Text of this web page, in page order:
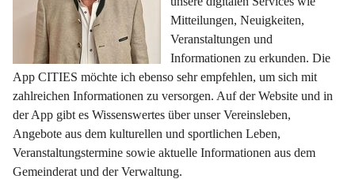
Mitteilungen, Neuigkeiten,
Veranstaltungen und
Informationen zu erkunden. Die
App CITIES möchte ich ebenso sehr empfehlen, um sich mit
zahlreichen Informationen zu versorgen. Auf der Website und in
der App gibt es Wissenswertes über unser Vereinsleben,
Angebote aus dem kulturellen und sportlichen Leben,
Veranstaltungstermine sowie aktuelle Informationen aus dem
Gemeinderat und der Verwaltung.